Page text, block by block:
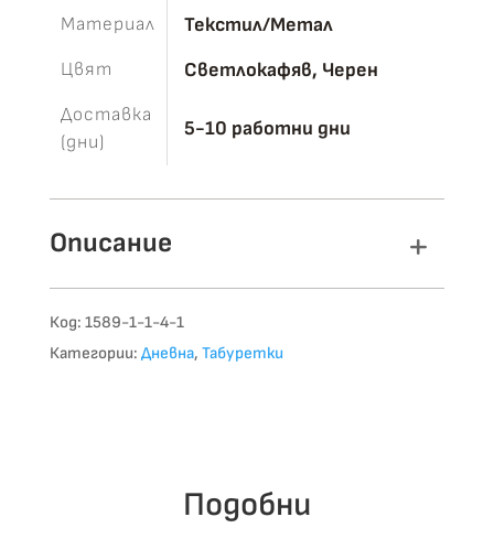
Материал Текстил/Метал
Цвят Светлокафяв, Черен
Доставка
(дни)
5-10 работни дни
Описание
Код: 1589-1-1-4-1
Категории: Дневна, Табуретки
Подобни